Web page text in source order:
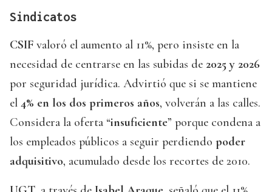
Sindicatos
CSIF valoró el aumento al 11%, pero insiste en la
necesidad de centrarse en las subidas de 2025 y 2026
por seguridad jurídica. Advirtió que si se mantiene
el 4% en los dos primeros años, volverán a las calles.
Considera la oferta “insuficiente” porque condena a
los empleados públicos a seguir perdiendo poder
adquisitivo, acumulado desde los recortes de 2010.